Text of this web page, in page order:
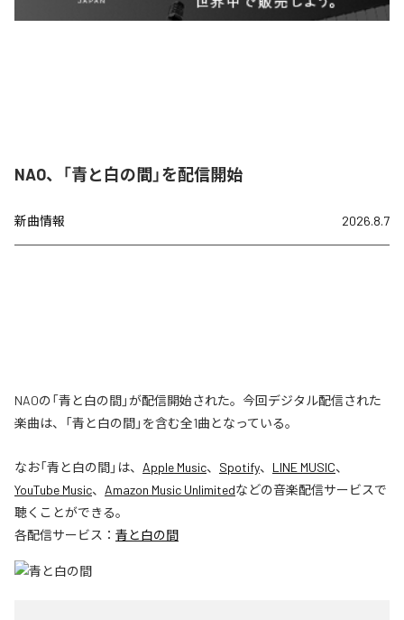
NAO、「青と白の間」を配信開始
新曲情報 2026.8.7
NAOの「青と白の間」が配信開始された。今回デジタル配信された
楽曲は、「青と白の間」を含む全1曲となっている。
なお「青と白の間」は、 Apple Music、 Spotify、 LINE MUSIC、
YouTube Music、 Amazon Music Unlimitedなどの音楽配信サービスで
聴くことができる。
各配信サービス： 青と白の間